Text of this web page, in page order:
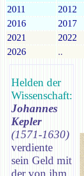
2011 2012
2016
2017
2021
2022
2026
..
Helden der
Wissenschaft:
Johannes
Kepler
(1571-1630)
verdiente
sein Geld mit
der von ihm